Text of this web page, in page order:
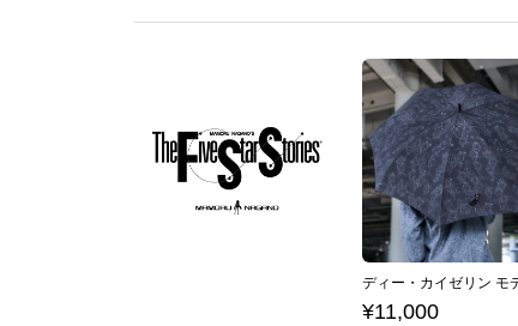
¥11,000